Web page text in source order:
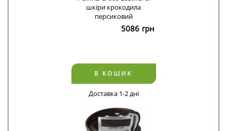
шкіри крокодила
персиковий
5086 грн
В КОШИК
Доставка 1-2 дні